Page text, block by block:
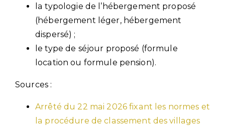
la typologie de l’hébergement proposé
(hébergement léger, hébergement
dispersé) ;
le type de séjour proposé (formule
location ou formule pension).
Sources :
Arrêté du 22 mai 2026 fixant les normes et
la procédure de classement des villages